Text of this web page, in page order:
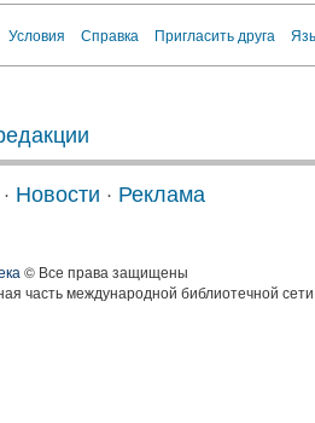
Условия Справка Пригласить друга
· Новости · Реклама
© Все права защищены
часть международной библиотечной